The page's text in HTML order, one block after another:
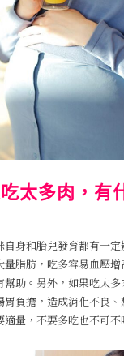
吃太多肉，有
身和胎兒發育都有一
脂肪，吃多容易血壓
助。另外，如果吃太
負擔，造成消化不良
量，不要多吃也不可不